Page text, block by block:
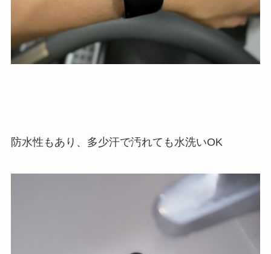
防水性もあり、多少汗で汚れても水洗いOK